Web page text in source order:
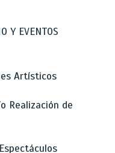
Y EVENTOS
Artísticos
Realización de